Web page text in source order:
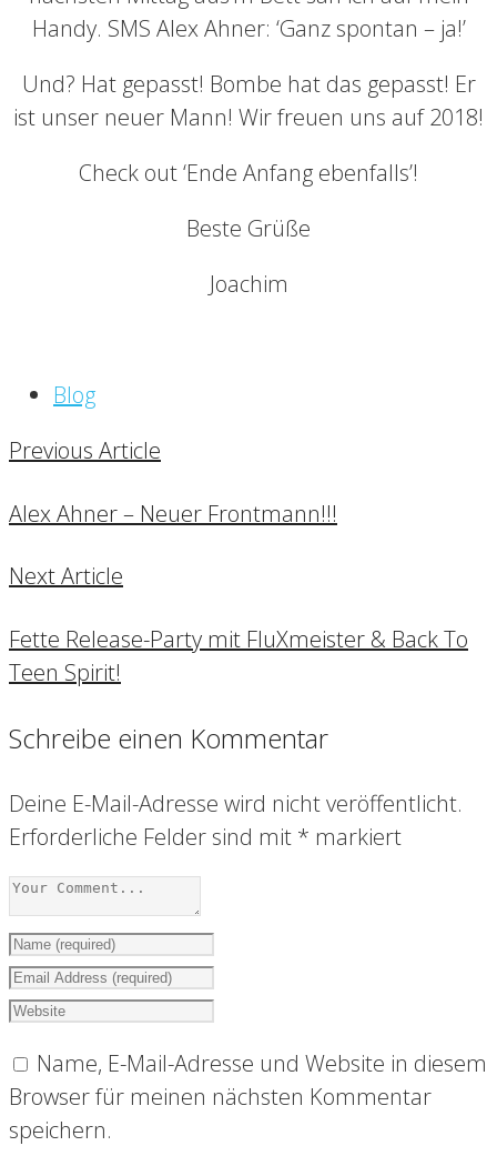
Handy. SMS Alex Ahner: ‘Ganz spontan – ja!’
Und? Hat gepasst! Bombe hat das gepasst! Er
ist unser neuer Mann! Wir freuen uns auf 2018!
Check out ‘Ende Anfang ebenfalls’!
Beste Grüße
Joachim
Blog
Previous Article
Alex Ahner – Neuer Frontmann!!!
Next Article
Fette Release-Party mit FluXmeister & Back To
Teen Spirit!
Schreibe einen Kommentar
Deine E-Mail-Adresse wird nicht veröffentlicht.
Erforderliche Felder sind mit * markiert
Name, E-Mail-Adresse und Website in diesem
Browser für meinen nächsten Kommentar
speichern.